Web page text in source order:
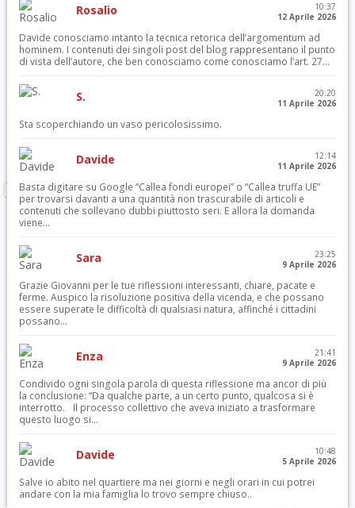
Rosalio
10:37
12 Aprile 2026
Davide conosciamo intanto la tecnica retorica dell’argomentum ad
hominem. I contenuti dei singoli post del blog rappresentano il punto
di vista dell’autore, che ben conosciamo come conosciamo l’art. 27...
S.
20:20
11 Aprile 2026
Sta scoperchiando un vaso pericolosissimo.
Davide
12:14
11 Aprile 2026
Basta digitare su Google “Callea fondi europei” o “Callea truffa UE”
per trovarsi davanti a una quantità non trascurabile di articoli e
contenuti che sollevano dubbi piuttosto seri. E allora la domanda
viene...
Sara
23:25
9 Aprile 2026
Grazie Giovanni per le tue riflessioni interessanti, chiare, pacate e
ferme. Auspico la risoluzione positiva della vicenda, e che possano
essere superate le difficoltà di qualsiasi natura, affinché i cittadini
possano...
Enza
21:41
9 Aprile 2026
Condivido ogni singola parola di questa riflessione ma ancor di più
la conclusione: “Da qualche parte, a un certo punto, qualcosa si è
interrotto. Il processo collettivo che aveva iniziato a trasformare
questo luogo si...
Davide
10:48
5 Aprile 2026
Salve io abito nel quartiere ma nei giorni e negli orari in cui potrei
andare con la mia famiglia lo trovo sempre chiuso..